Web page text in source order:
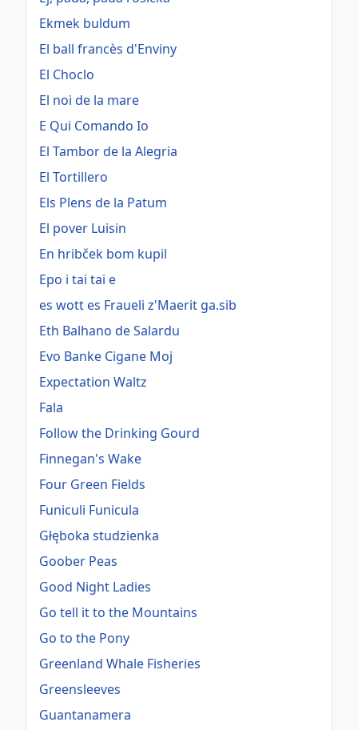
Ekmek buldum
El ball francès d'Enviny
El Choclo
El noi de la mare
E Qui Comando Io
El Tambor de la Alegria
El Tortillero
Els Plens de la Patum
El pover Luisin
En hribček bom kupil
Epo i tai tai e
es wott es Fraueli z'Maerit ga.sib
Eth Balhano de Salardu
Evo Banke Cigane Moj
Expectation Waltz
Fala
Follow the Drinking Gourd
Finnegan's Wake
Four Green Fields
Funiculi Funicula
Głęboka studzienka
Goober Peas
Good Night Ladies
Go tell it to the Mountains
Go to the Pony
Greenland Whale Fisheries
Greensleeves
Guantanamera